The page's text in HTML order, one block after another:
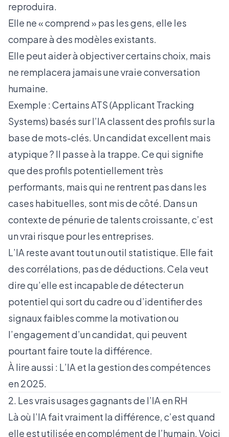
reproduira.
Elle ne « comprend » pas les gens, elle les
compare à des modèles existants.
Elle peut aider à objectiver certains choix, mais
ne remplacera jamais une vraie conversation
humaine.
Exemple : Certains ATS (Applicant Tracking
Systems) basés sur l’IA classent des profils sur la
base de mots-clés. Un candidat excellent mais
atypique ? Il passe à la trappe. Ce qui signifie
que des profils potentiellement très
performants, mais qui ne rentrent pas dans les
cases habituelles, sont mis de côté. Dans un
contexte de pénurie de talents croissante, c’est
un vrai risque pour les entreprises.
L’IA reste avant tout un outil statistique. Elle fait
des corrélations, pas de déductions. Cela veut
dire qu’elle est incapable de détecter un
potentiel qui sort du cadre ou d’identifier des
signaux faibles comme la motivation ou
l’engagement d’un candidat, qui peuvent
pourtant faire toute la différence.
À lire aussi : L’IA et la gestion des compétences
en 2025.
2. Les vrais usages gagnants de l’IA en RH
Là où l’IA fait vraiment la différence, c’est quand
elle est utilisée en complément de l’humain. Voici